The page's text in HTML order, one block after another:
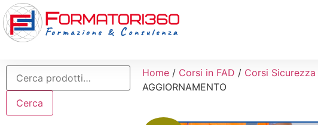
Cerca
Home/ Corsi in FAD / Corsi Sicurezza
AGGIORNAMENTO